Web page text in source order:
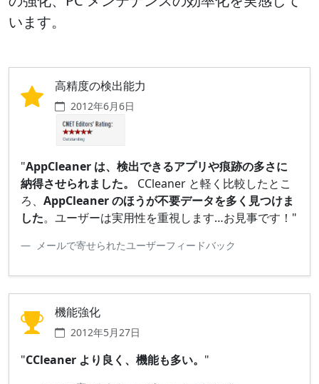
います。
高精度の検出能力
2012年6月6日
"AppCleaner は、検出できるアプリや痕跡の多さに
納得させられました。
CCleaner と軽く比較したとこ
ろ、 AppCleaner のほうが不要データを多く見つけま
した。ユーザーは実用性を重視します…お見事です！"
メールで寄せられたユーザーフィードバック
機能強化
2012年5月27日
"CCleaner より良く、機能も多い。 "